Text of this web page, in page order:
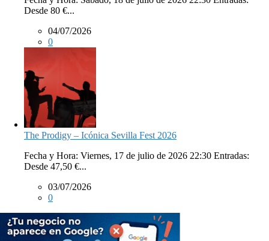
Desde 80 €...
04/07/2026
0
The Prodigy – Icónica Sevilla Fest 2026
Fecha y Hora: Viernes, 17 de julio de 2026 22:30 Entradas:
Desde 47,50 €...
03/07/2026
0